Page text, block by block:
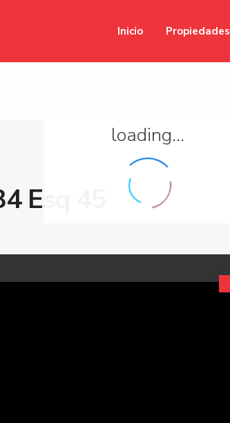
Inicio Propiedades
loading...
Esq 45